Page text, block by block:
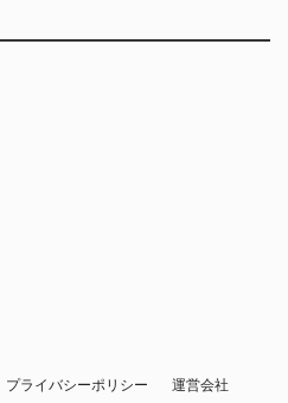
プライバシーポリシー 運営会社